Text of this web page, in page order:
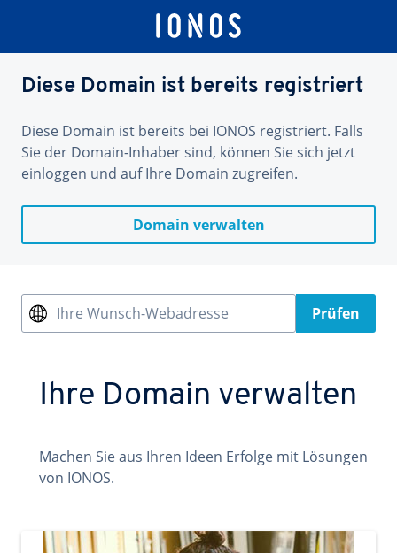
Diese Domain ist bereits registriert
Diese Domain ist bereits bei IONOS registriert. Falls
Sie der Domain-Inhaber sind, können Sie sich jetzt
einloggen und auf Ihre Domain zugreifen.
Domain verwalten
Ihre Wunsch-Webadresse Prüfen
Ihre Domain verwalten
Machen Sie aus Ihren Ideen Erfolge mit Lösungen
von IONOS.